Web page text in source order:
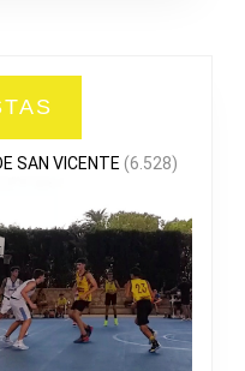
SAN VICENTE (6.528)